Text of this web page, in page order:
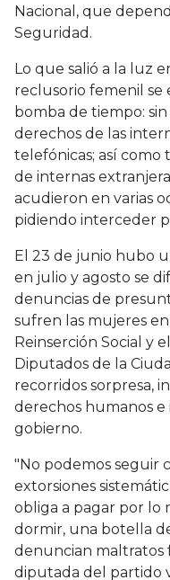
Nacional, que
Seguridad.
Lo que salió a la luz
reclusorio femenil se
bomba de tiempo:
derechos de las
telefónicas; así como
de internas
acudieron en varias
pidiendo interceder
El 23 de junio hubo
en julio y agosto se
denuncias de
sufren las mujeres
Reinserción Social y
Diputados de la
recorridos sorpresa,
derechos humanos
gobierno.
"No podemos seguir
extorsiones
obliga a pagar por lo
dormir, una botella
denuncian maltratos
diputada del partido